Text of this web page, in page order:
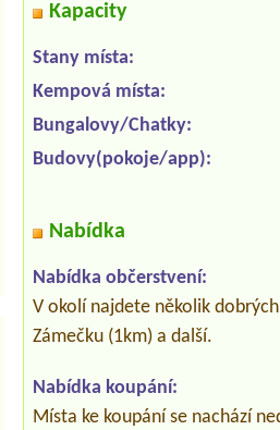
Kapacity
Stany místa:
Kempová místa:
Bungalovy/Chatky:
Budovy(pokoje/app):
Nabídka
Nabídka občerstvení:
V okolí najdete několik
Zámečku (1km) a další.
Nabídka koupání:
Místa ke koupání se nachází